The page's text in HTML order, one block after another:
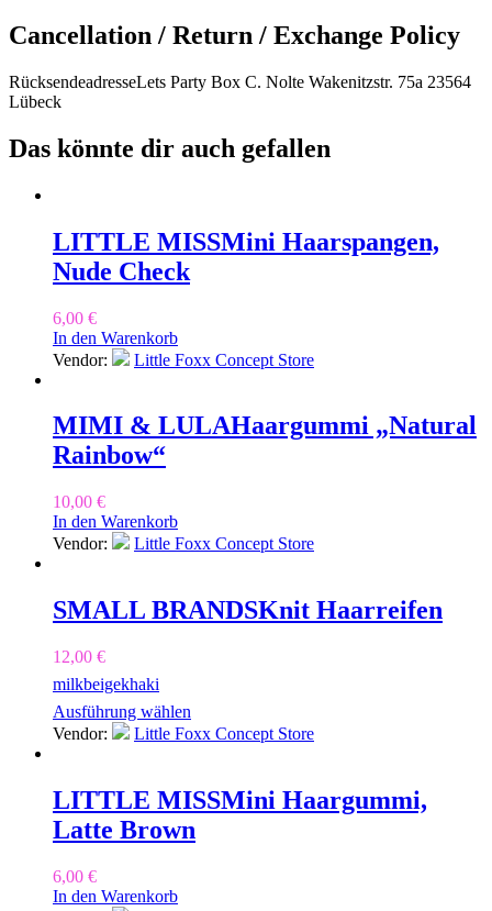
Cancellation / Return / Exchange Policy
RücksendeadresseLets Party Box C. Nolte Wakenitzstr. 75a 23564
Lübeck
Das könnte dir auch gefallen
LITTLE MISSMini Haarspangen,
Nude Check
6,00 €
In den Warenkorb
Vendor:
Little Foxx Concept Store
MIMI & LULAHaargummi „Natural
Rainbow“
10,00 €
In den Warenkorb
Vendor:
Little Foxx Concept Store
SMALL BRANDSKnit Haarreifen
12,00 €
milkbeigekhaki
Ausführung wählen
Vendor:
Little Foxx Concept Store
LITTLE MISSMini Haargummi,
Latte Brown
6,00 €
In den Warenkorb